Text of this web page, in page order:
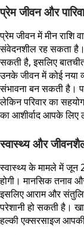
प्रेम जीवन और
प्रेम जीवन में मीन राशि
संवेदनशील रह सकता है।
सकती है, इसलिए
उनके जीवन में कोई नया
संभावना बन सकती है।
लेकिन परिवार का
का आशीर्वाद आपके लिए
स्वास्थ्य और
स्वास्थ्य के मामले में जून
होगी। मानसिक तनाव
इसलिए आराम और
परेशानी हो सकती है।
हल्की एक्सरसाइज